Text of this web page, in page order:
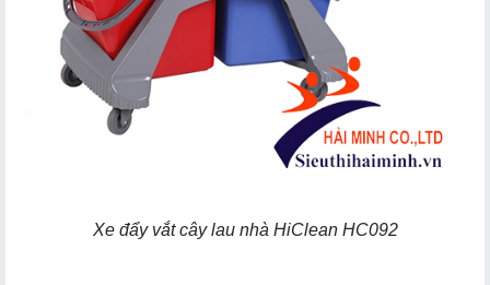
Xe đẩy vắt cây lau nhà HiClean HC092